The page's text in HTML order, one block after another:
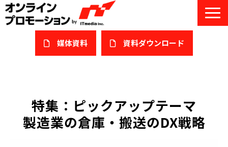
媒体資料 ​資料ダウンロード
私たちについて
サービスガイド/お役立ち資料
特集：ピックアップテーマ
製造業の倉庫・搬送のDX戦略